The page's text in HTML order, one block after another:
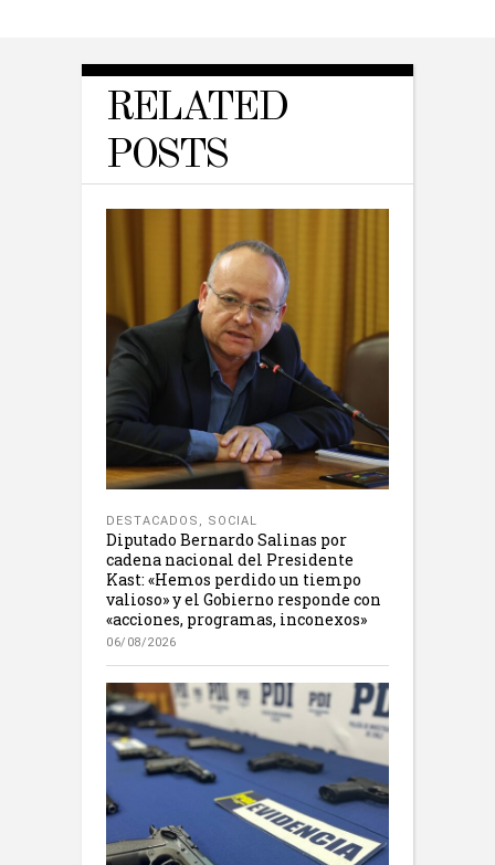
RELATED
POSTS
DESTACADOS , SOCIAL
Diputado Bernardo Salinas por
cadena nacional del Presidente
Kast: «Hemos perdido un tiempo
valioso» y el Gobierno responde con
«acciones, programas, inconexos»
06/08/2026